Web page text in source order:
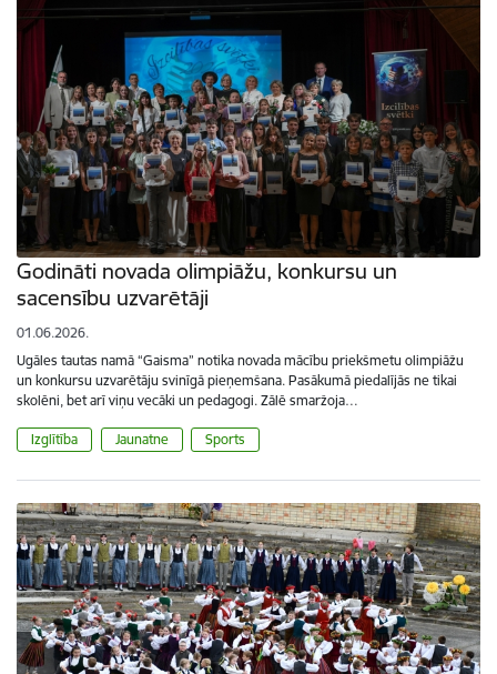
Godināti novada olimpiāžu, konkursu un
sacensību uzvarētāji
01.06.2026.
Ugāles tautas namā “Gaisma” notika novada mācību priekšmetu olimpiāžu
un konkursu uzvarētāju svinīgā pieņemšana. Pasākumā piedalījās ne tikai
skolēni, bet arī viņu vecāki un pedagogi. Zālē smaržoja…
Izglītība Jaunatne Sports